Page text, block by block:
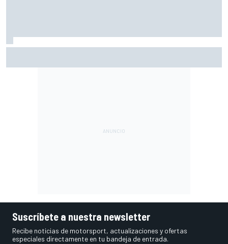
Suscríbete a nuestra newsletter
Recibe noticias de motorsport, actualizaciones y ofertas
especiales directamente en tu bandeja de entrada.